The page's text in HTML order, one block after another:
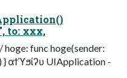
to: xxx,
func hoge(sender:
αϯϓϧίʔυ UIApplication -